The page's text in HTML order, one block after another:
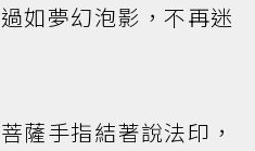
如夢幻泡影，不再迷
薩手指結著說法印，